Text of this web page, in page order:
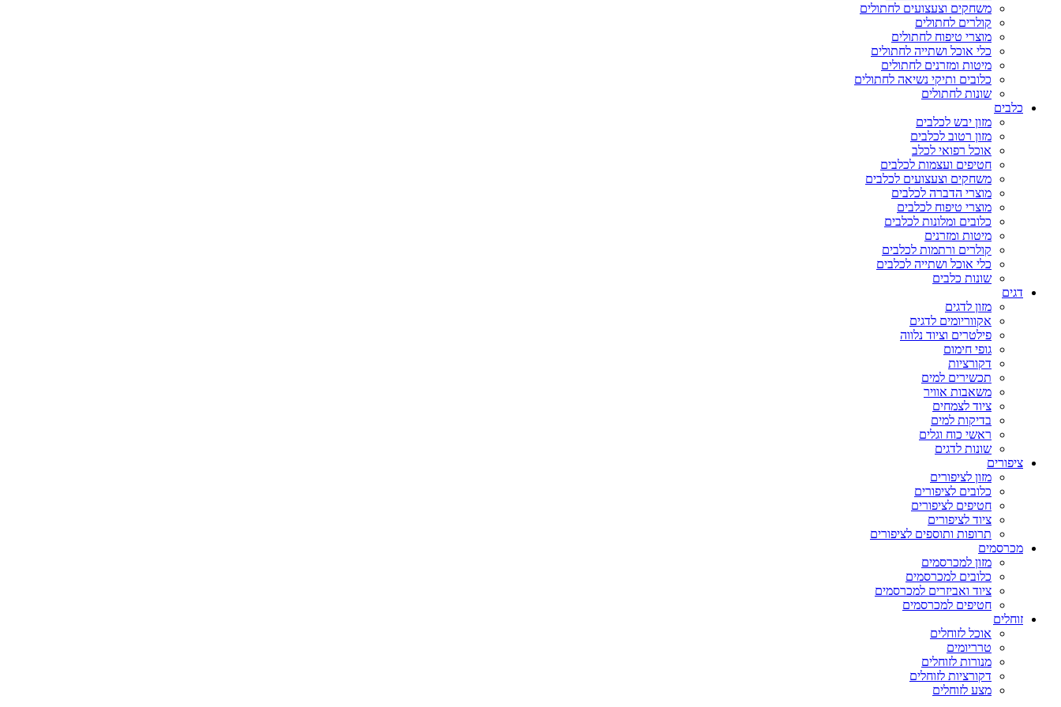
משחקים וצעצועים לחתולים
קולרים לחתולים
מוצרי טיפוח לחתולים
כלי אוכל ושתייה לחתולים
מיטות ומזרנים לחתולים
כלובים ותיקי נשיאה לחתולים
שונות לחתולים
כלבים
מזון יבש לכלבים
מזון רטוב לכלבים
אוכל רפואי לכלב
חטיפים ועצמות לכלבים
משחקים וצעצועים לכלבים
מוצרי הדברה לכלבים
מוצרי טיפוח לכלבים
כלובים ומלונות לכלבים
מיטות ומזרנים
קולרים ורתמות לכלבים
כלי אוכל ושתייה לכלבים
שונות כלבים
דגים
מזון לדגים
אקווריומים לדגים
פילטרים וציוד נלווה
גופי חימום
דקורציות
תכשירים למים
משאבות אוויר
ציוד לצמחים
בדיקות למים
ראשי כוח וגלים
שונות לדגים
ציפורים
מזון לציפורים
כלובים לציפורים
חטיפים לציפורים
ציוד לציפורים
תרופות ותוספים לציפורים
מכרסמים
מזון למכרסמים
כלובים למכרסמים
ציוד ואביזרים למכרסמים
חטיפים למכרסמים
זוחלים
אוכל לזוחלים
טרריומים
מנורות לזוחלים
דקורציות לזוחלים
מצע לזוחלים